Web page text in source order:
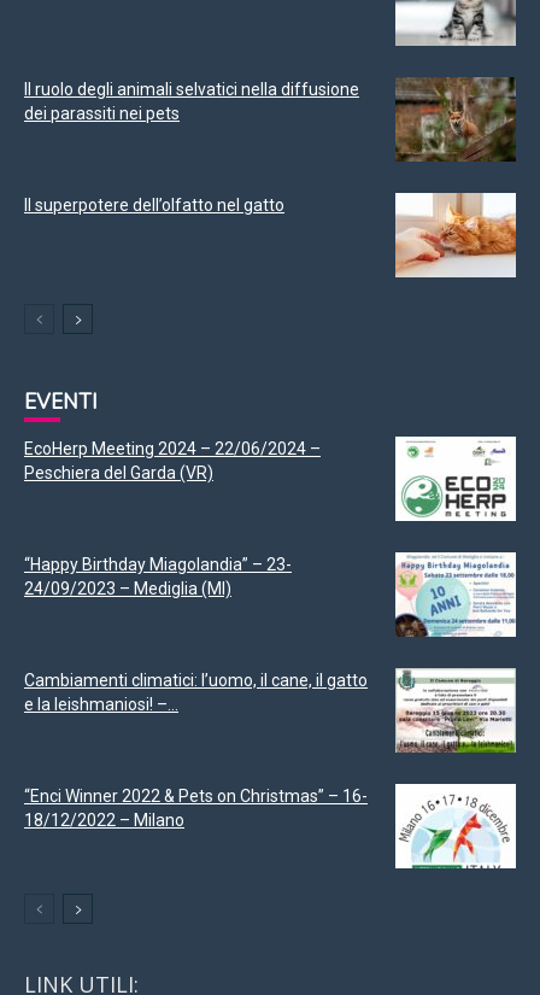
Il ruolo degli animali selvatici nella diffusione
dei parassiti nei pets
Il superpotere dell’olfatto nel gatto
EVENTI
EcoHerp Meeting 2024 – 22/06/2024 –
Peschiera del Garda (VR)
“Happy Birthday Miagolandia” – 23-
24/09/2023 – Mediglia (MI)
Cambiamenti climatici: l’uomo, il cane, il gatto
e la leishmaniosi! –...
“Enci Winner 2022 & Pets on Christmas” – 16-
18/12/2022 – Milano
LINK UTILI: